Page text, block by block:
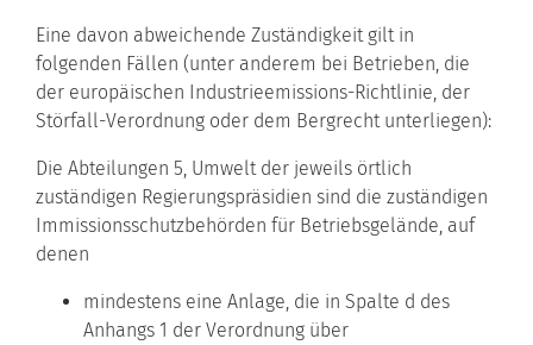
Eine davon abweichende Zuständigkeit gilt in
folgenden Fällen (unter anderem bei Betrieben, die
der europäischen Industrieemissions-Richtlinie, der
Störfall-Verordnung oder dem Bergrecht unterliegen):
Die Abteilungen 5, Umwelt der jeweils örtlich
zuständigen Regierungspräsidien sind die zuständigen
Immissionsschutzbehörden für Betriebsgelände, auf
denen
mindestens eine Anlage, die in Spalte d des
Anhangs 1 der Verordnung über